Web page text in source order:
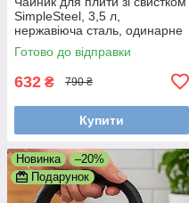
SimpleSteel, 3,5 л,
нержавіюча сталь, одинарне
дно
Готово до відправки
632 ₴ 790 ₴
Купити
Новинка
–20%
Подарунок